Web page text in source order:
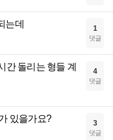
는데 1
댓글
간 돌리는 형들 계
4
댓글
있을가요? 3
댓글